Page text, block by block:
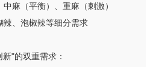
麻（平衡）、重麻（刺激）
辣、泡椒辣等细分需求
"的双重需求：